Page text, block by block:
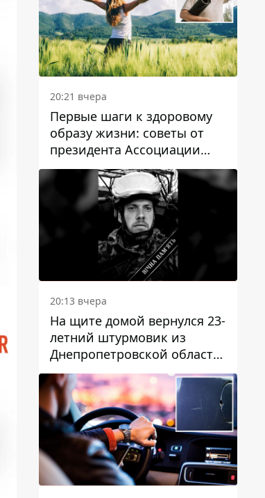
20:21 вчера
Первые шаги к здоровому
образу жизни: советы от
президента Ассоциации
диетологов Украины
20:13 вчера
На щите домой вернулся 23-
летний штурмовик из
Днепропетровской области
Богдан Бескровный